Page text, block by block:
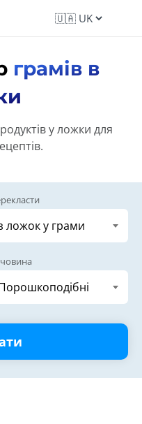
грамів в
у ложки для